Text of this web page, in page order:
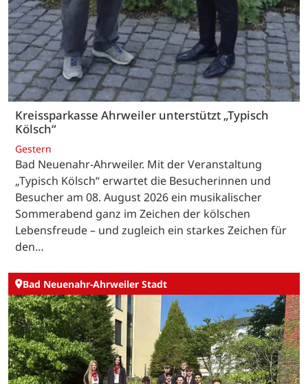
Kreissparkasse Ahrweiler unterstützt „Typisch
Kölsch“
Gestern
Bad Neuenahr-Ahrweiler. Mit der Veranstaltung
„Typisch Kölsch“ erwartet die Besucherinnen und
Besucher am 08. August 2026 ein musikalischer
Sommerabend ganz im Zeichen der kölschen
Lebensfreude – und zugleich ein starkes Zeichen für
den…
Bad Neuenahr-Ahrweiler Stadt